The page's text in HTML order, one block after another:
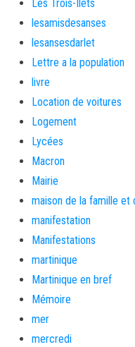
Les Trois-Îlets
lesamisdesanses
lesansesdarlet
Lettre a la population
livre
Location de voitures
Logement
Lycées
Macron
Mairie
maison de la famille et
manifestation
Manifestations
martinique
Martinique en bref
Mémoire
mer
mercredi